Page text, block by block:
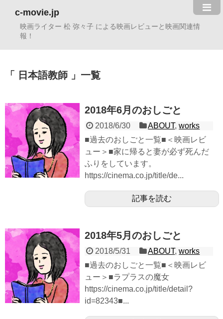
c-movie.jp
映画ライター 松 弥々子 による映画レビューと映画関連情
報！
日本語教師 一覧
2018年6月のおしごと
2018/6/30 ABOUT,works
■過去のおしごと一覧■＜映画レビ
ュー＞■家に帰ると妻が必ず死んだ
ふりをしています。
https://cinema.co.jp/title/de...
記事を読む
2018年5月のおしごと
2018/5/31 ABOUT,works
■過去のおしごと一覧■＜映画レビ
ュー＞■ラプラスの魔女
https://cinema.co.jp/title/detail?
id=82343■...